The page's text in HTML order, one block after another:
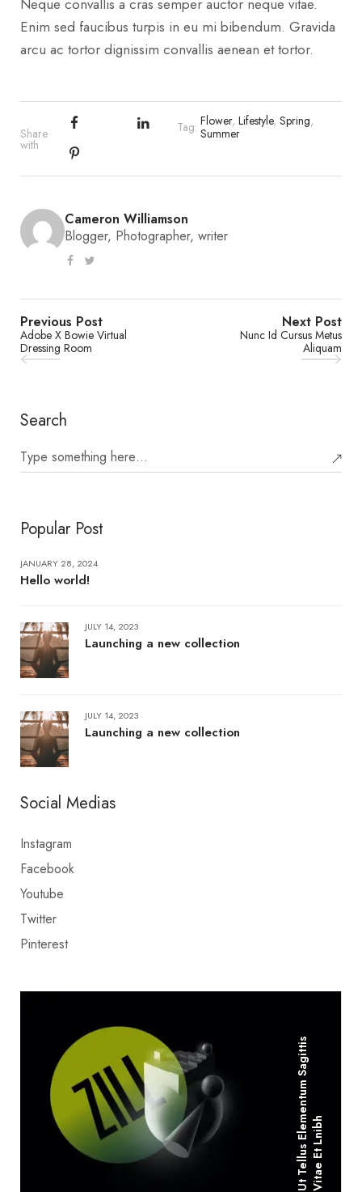
Search
Popular Post
JANUARY 28, 2024
Hello world!
JULY 14, 2023
Launching a new collection
JULY 14, 2023
Launching a new collection
Social Medias
Instagram
Facebook
Youtube
Twitter
Pinterest
U
T
T
E
L
L
U
S
E
L
EM
E
N
T
U
M
S
A
G
I
T
T
I
S
V
I
T
A
E
E
T
L
N
I
BH
Neque convallis a cras semper auctor neque vitae.
Enim sed faucibus turpis in eu mi bibendum. Gravida
arcu ac tortor dignissim convallis aenean et tortor.
Share
with
Tag: Flower, Lifestyle, Spring,
Summer
Cameron Williamson
Blogger, Photographer, writer
Previous Post
Adobe X Bowie Virtual
Dressing Room
Next Post
Nunc Id Cursus Metus
Aliquam